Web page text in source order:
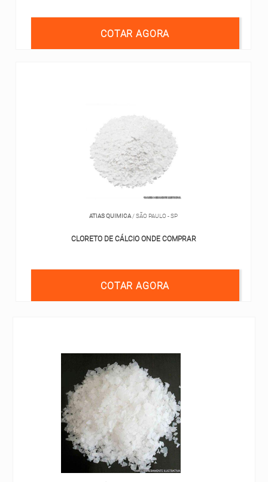
COTAR AGORA
ATIAS QUIMICA / SÃO PAULO - SP
CLORETO DE CÁLCIO ONDE COMPRAR
COTAR AGORA